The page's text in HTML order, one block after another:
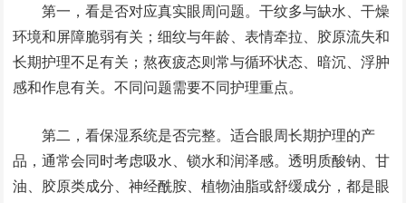
第一，看是否对应真实眼周问题。干纹多与缺水、干燥
环境和屏障脆弱有关；细纹与年龄、表情牵拉、胶原流失和
长期护理不足有关；熬夜疲态则常与循环状态、暗沉、浮肿
感和作息有关。不同问题需要不同护理重点。
第二，看保湿系统是否完整。适合眼周长期护理的产
品，通常会同时考虑吸水、锁水和润泽感。透明质酸钠、甘
油、胶原类成分、神经酰胺、植物油脂或舒缓成分，都是眼